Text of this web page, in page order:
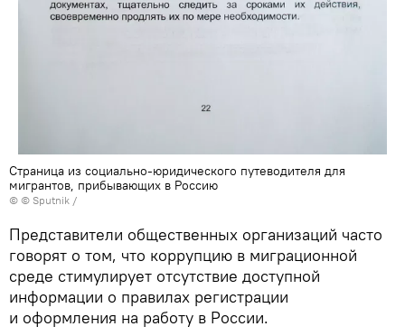
Страница из социально-юридического путеводителя для
мигрантов, прибывающих в Россию
© © Sputnik /
Представители общественных организаций часто
говорят о том, что коррупцию в миграционной
среде стимулирует отсутствие доступной
информации о правилах регистрации
и оформления на работу в России.